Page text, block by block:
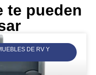
te pueden
DE RV Y